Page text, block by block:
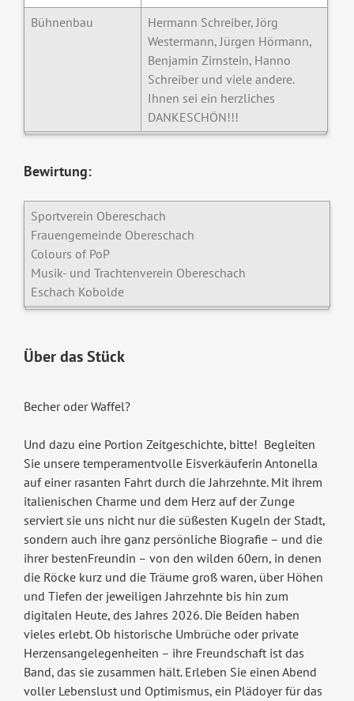
Bühnenbau
Hermann Schreiber, Jörg
Westermann, Jürgen Hörmann,
Benjamin Zirnstein, Hanno
Schreiber und viele andere.
Ihnen sei ein herzliches
DANKESCHÖN!!!
Bewirtung:
Sportverein Obereschach
Frauengemeinde Obereschach
Colours of PoP
Musik- und Trachtenverein Obereschach
Eschach Kobolde
Über das Stück
Becher oder Waffel?
Und dazu eine Portion Zeitgeschichte, bitte! Begleiten
Sie unsere temperamentvolle Eisverkäuferin Antonella
auf einer rasanten Fahrt durch die Jahrzehnte. Mit ihrem
italienischen Charme und dem Herz auf der Zunge
serviert sie uns nicht nur die süßesten Kugeln der Stadt,
sondern auch ihre ganz persönliche Biografie – und die
ihrer bestenFreundin – von den wilden 60ern, in denen
die Röcke kurz und die Träume groß waren, über Höhen
und Tiefen der jeweiligen Jahrzehnte bis hin zum
digitalen Heute, des Jahres 2026. Die Beiden haben
vieles erlebt. Ob historische Umbrüche oder private
Herzensangelegenheiten – ihre Freundschaft ist das
Band, das sie zusammen hält. Erleben Sie einen Abend
voller Lebenslust und Optimismus, ein Plädoyer für das